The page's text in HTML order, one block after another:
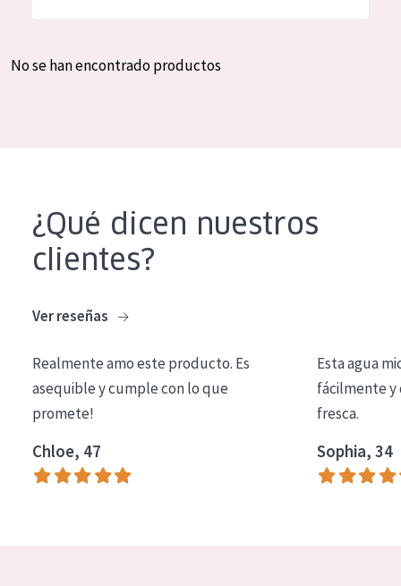
Crema de día
Crema de noche
Limpieza
COLECCIÓN
Essentials
Lift+
Spanish
No se han encontrado productos
¿Qué dicen nuestros
clientes?
Ver reseñas
Realmente amo este producto. Es
asequible y cumple con lo que
promete!
Chloe, 47
Esta agua
fácilmente y
fresca.
Sophia, 34